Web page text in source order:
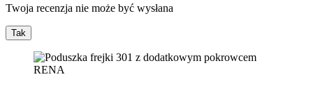
Twoja recenzja nie może być wysłana
Tak